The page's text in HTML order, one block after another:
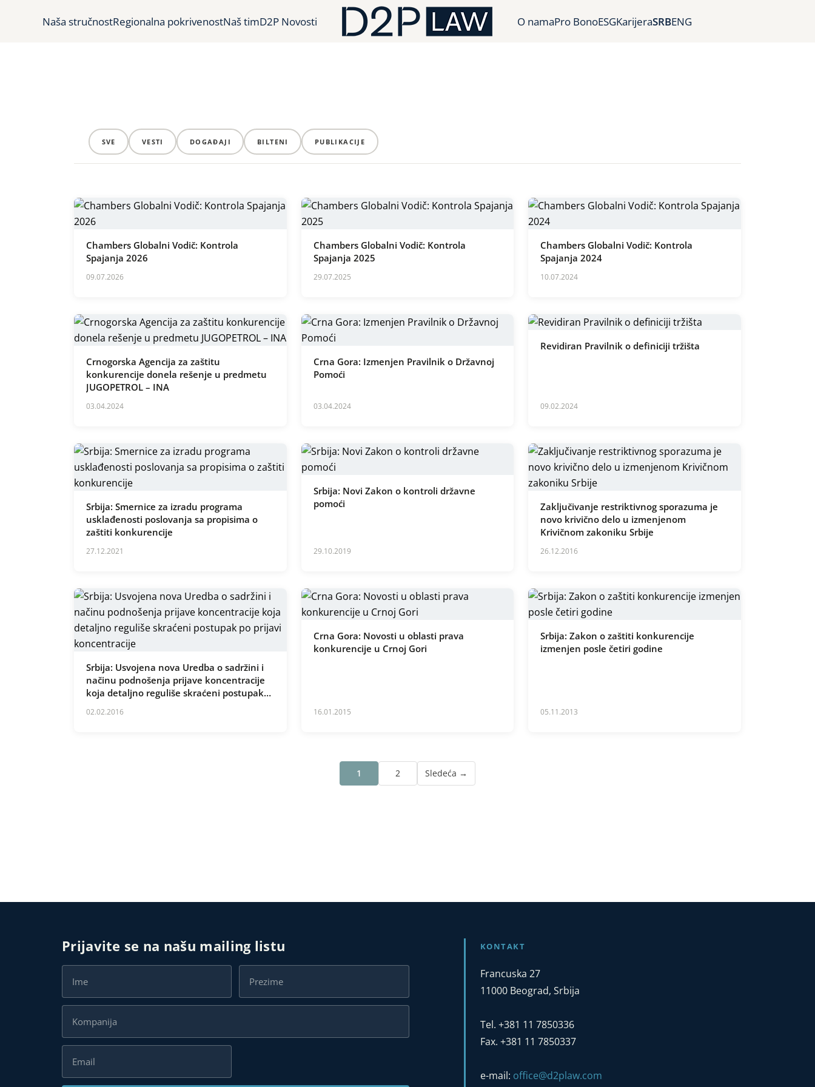
Naša stručnostRegionalna pokrivenostNaš timD2P Novosti O namaPro BonoESGKarijeraSRBENG
SVE VESTI DOGAĐAJI BILTENI PUBLIKACIJE
Chambers Globalni Vodič: Kontrola
Spajanja 2026
09.07.2026
Chambers Globalni Vodič: Kontrola
Spajanja 2025
29.07.2025
Chambers Globalni Vodič: Kontrola
Spajanja 2024
10.07.2024
Crnogorska Agencija za zaštitu
konkurencije donela rešenje u predmetu
JUGOPETROL – INA
03.04.2024
Crna Gora: Izmenjen Pravilnik o Državnoj
Pomoći
03.04.2024
Revidiran Pravilnik o definiciji tržišta
09.02.2024
Srbija: Smernice za izradu programa
usklađenosti poslovanja sa propisima o
zaštiti konkurencije
27.12.2021
Srbija: Novi Zakon o kontroli državne
pomoći
29.10.2019
Zaključivanje restriktivnog sporazuma je
novo krivično delo u izmenjenom
Krivičnom zakoniku Srbije
26.12.2016
Srbija: Usvojena nova Uredba o sadržini i
načinu podnošenja prijave koncentracije
koja detaljno reguliše skraćeni postupak
02.02.2016
Crna Gora: Novosti u oblasti prava
konkurencije u Crnoj Gori
16.01.2015
Srbija: Zakon o zaštiti konkurencije
izmenjen posle četiri godine
05.11.2013
1 2 Sledeća →
Prijavite se na našu mailing listu KONTAKT
Francuska 27
11000 Beograd, Srbija
Tel. +381 11 7850336
Fax. +381 11 7850337
e-mail: office@d2plaw.com